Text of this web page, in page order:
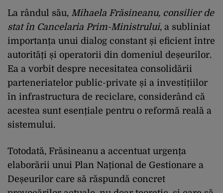
La rândul său, Mihaela Frăsineanu, consilier de
stat în Cancelaria Prim-Ministrului, a subliniat
importanța unui dialog constant și eficient între
autorități și operatorii din domeniul deșeurilor.
Ea a vorbit despre necesitatea consolidării
parteneriatelor public-private și a investițiilor
în infrastructura de reciclare, considerând că
acestea sunt esențiale pentru o reformă reală a
sistemului.
Totodată, Frăsineanu a accentuat urgența
elaborării unui Plan Național de Gestionare a
Deșeurilor care să răspundă concret